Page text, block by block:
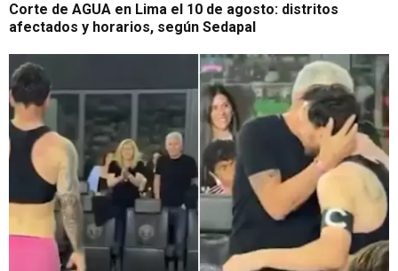
Corte de AGUA en Lima el 10 de agosto: distritos
afectados y horarios, según Sedapal